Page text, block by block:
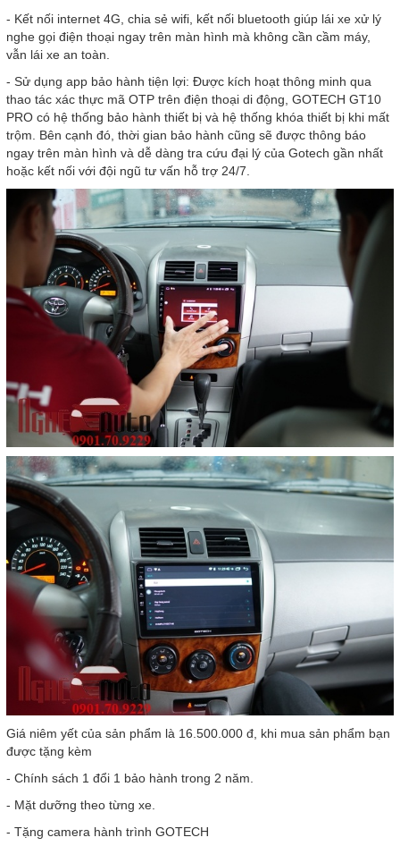
- Kết nối internet 4G, chia sẻ wifi, kết nối bluetooth giúp lái xe xử lý
nghe gọi điện thoại ngay trên màn hình mà không cần cầm máy,
vẫn lái xe an toàn.
- Sử dụng app bảo hành tiện lợi: Được kích hoạt thông minh qua
thao tác xác thực mã OTP trên điện thoại di động, GOTECH GT10
PRO có hệ thống bảo hành thiết bị và hệ thống khóa thiết bị khi mất
trộm. Bên cạnh đó, thời gian bảo hành cũng sẽ được thông báo
ngay trên màn hình và dễ dàng tra cứu đại lý của Gotech gần nhất
hoặc kết nối với đội ngũ tư vấn hỗ trợ 24/7.
Giá niêm yết của sản phẩm là 16.500.000 đ, khi mua sản phẩm bạn
được tặng kèm
- Chính sách 1 đổi 1 bảo hành trong 2 năm.
- Mặt dưỡng theo từng xe.
- Tặng camera hành trình GOTECH